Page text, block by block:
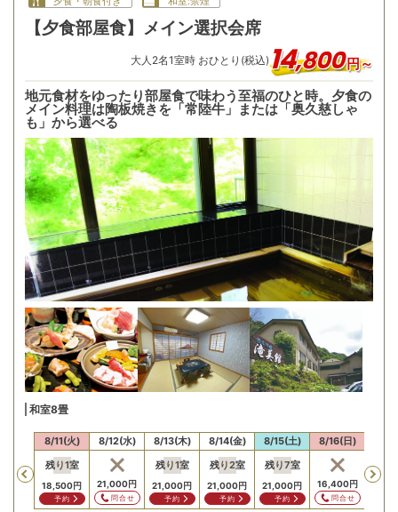
【夕食部屋食】メイン選択会席
大人 2名1室時 おひとり(税込)14,800円～
地元食材をゆったり部屋食で味わう至福のひと時。夕食の
メイン料理は陶板焼きを「常陸牛」または「奥久慈しゃ
も」から選べる
和室8畳
Previous
円
8/11(火)
残り1室
18,500円
予約
8/12(水)
21,000円
問合せ
8/13(木)
残り1室
21,000円
予約
8/14(金)
残り2室
21,000円
予約
8/15(土)
残り7室
21,000円
予約
8/16(日)
16,400円
問合せ
残り